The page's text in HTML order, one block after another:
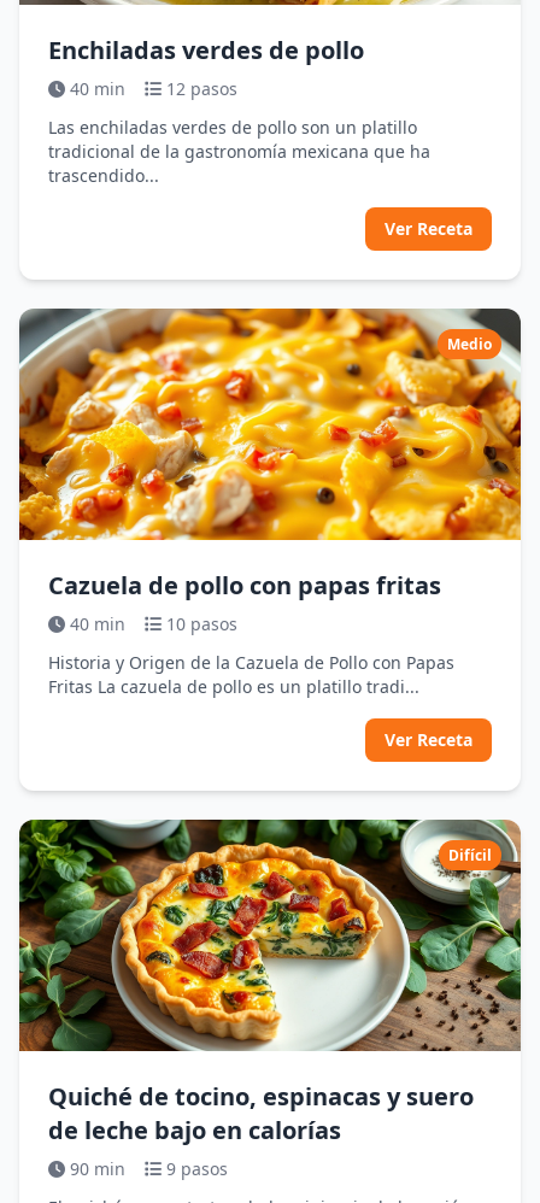
Enchiladas verdes de pollo
40 min
12 pasos
Las enchiladas verdes de pollo son un platillo
tradicional de la gastronomía mexicana que ha
trascendido...
Ver Receta
Medio
Cazuela de pollo con papas fritas
40 min
10 pasos
Historia y Origen de la Cazuela de Pollo con Papas
Fritas La cazuela de pollo es un platillo tradi...
Ver Receta
Difícil
Quiché de tocino, espinacas y suero
de leche bajo en calorías
90 min
9 pasos